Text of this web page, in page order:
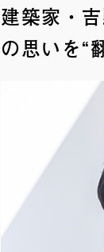
建築家・
の思いを“